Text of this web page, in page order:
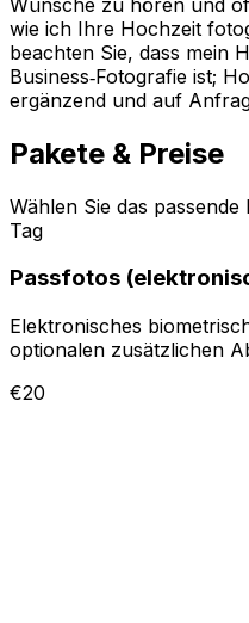
wie ich Ihre Hochzeit
beachten Sie, dass mein
Business‑Fotografie ist;
ergänzend und auf
Pakete & Preise
Wählen Sie das
Tag
Passfotos
Elektronisches
optionalen zusätzlichen
€20